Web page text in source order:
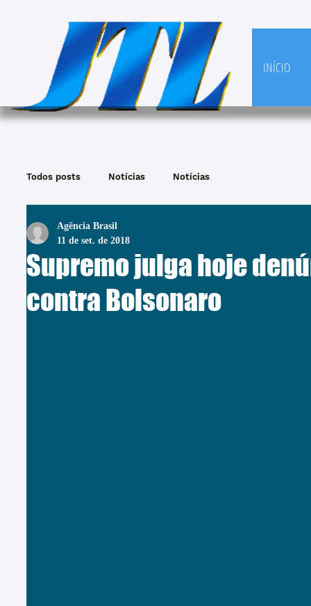
INÍCIO
Todos posts Notícias Notícias
Supremo julga hoje
contra Bolsonaro
Agência Brasil
11 de set. de 2018